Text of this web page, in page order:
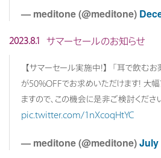
— meditone (@meditone)
2023.8.1 サマーセールのお知らせ
【サマーセール実施中!】「耳で飲む
が50%OFFでお求めいただけます! 大幅
ますので、この機会に是非ご検討くだ
pic.twitter.com/1nXcoqHtYC
— meditone (@meditone)July